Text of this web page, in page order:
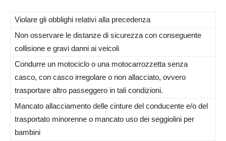
Violare gli obblighi relativi alla precedenza
Non osservare le distanze di sicurezza con conseguente
collisione e gravi danni ai veicoli
Condurre un motociclo o una motocarrozzetta senza
casco, con casco irregolare o non allacciato, ovvero
trasportare altro passeggero in tali condizioni.
Mancato allacciamento delle cinture del conducente e/o del
trasportato minorenne o mancato uso dei seggiolini per
bambini